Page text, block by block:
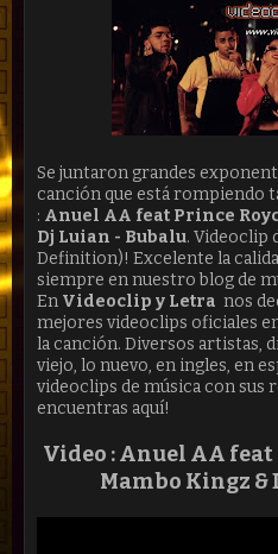
Se juntaron grandes
canción que está rompiendo
: Anuel AA feat Prince
Dj Luian - Bubalu. Videoclip
Definition)! Excelente la
siempre en nuestro blog de
En Videoclip y Letra nos
mejores videoclips oficiales
la canción. Diversos artistas,
viejo, lo nuevo, en ingles, en
videoclips de música con sus
encuentras aquí!
Video :Anuel AA feat
Mambo Kingz &